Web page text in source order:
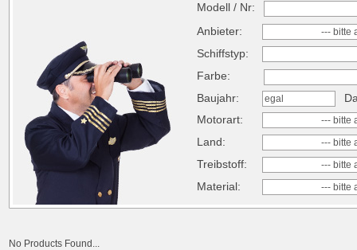
Modell / Nr:
Anbieter:
--- bitte
Schiffstyp:
Farbe:
Baujahr:
egal
Motorart:
--- bitte
Land: --- bitte
Treibstoff: --- bitte
Material: --- bitte
No Products Found...